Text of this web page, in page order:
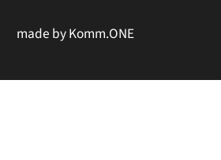
made byKomm.ONE